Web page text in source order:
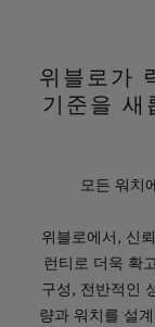
위블로가
기준을 새
모든 워치
위블로에서, 신
런티로 더욱 확
구성, 전반적인
량과 워치를 설